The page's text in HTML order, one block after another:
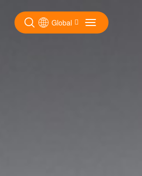
Global